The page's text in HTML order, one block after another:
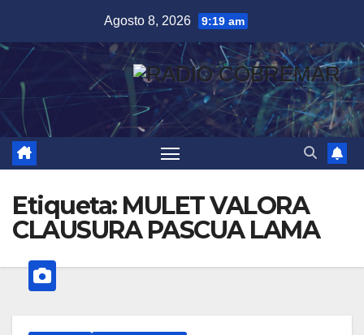
contenido
Agosto 8, 2026 9:19 am
Etiqueta: MULET VALORA
CLAUSURA PASCUA LAMA